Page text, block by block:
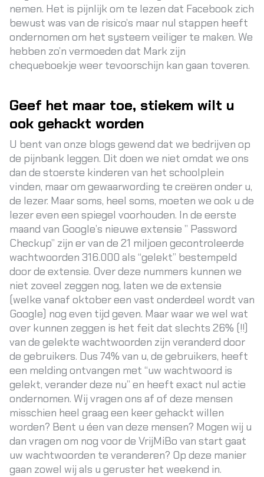
nemen. Het is pijnlijk om te lezen dat Facebook zich
bewust was van de risico’s maar nul stappen heeft
ondernomen om het systeem veiliger te maken. We
hebben zo’n vermoeden dat Mark zijn
chequeboekje weer tevoorschijn kan gaan toveren.
Geef het maar toe, stiekem wilt u
ook gehackt worden
U bent van onze blogs gewend dat we bedrijven op
de pijnbank leggen. Dit doen we niet omdat we ons
dan de stoerste kinderen van het schoolplein
vinden, maar om gewaarwording te creëren onder u,
de lezer. Maar soms, heel soms, moeten we ook u de
lezer even een spiegel voorhouden. In de eerste
maand van Google’s nieuwe extensie ” Password
Checkup” zijn er van de 21 miljoen gecontroleerde
wachtwoorden 316.000 als “gelekt” bestempeld
door de extensie. Over deze nummers kunnen we
niet zoveel zeggen nog, laten we de extensie
(welke vanaf oktober een vast onderdeel wordt van
Google) nog even tijd geven. Maar waar we wel wat
over kunnen zeggen is het feit dat slechts 26% (!!)
van de gelekte wachtwoorden zijn veranderd door
de gebruikers. Dus 74% van u, de gebruikers, heeft
een melding ontvangen met “uw wachtwoord is
gelekt, verander deze nu” en heeft exact nul actie
ondernomen. Wij vragen ons af of deze mensen
misschien heel graag een keer gehackt willen
worden? Bent u éen van deze mensen? Mogen wij u
dan vragen om nog voor de VrijMiBo van start gaat
uw wachtwoorden te veranderen? Op deze manier
gaan zowel wij als u geruster het weekend in.